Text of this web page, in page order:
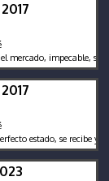
2017
impecable, se
2017
estado, se recibe y